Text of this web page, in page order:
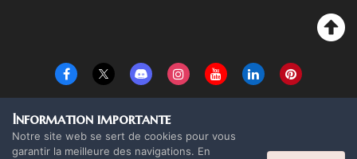
Copyright Monolith Board Games & The overlord 2016 ©
Powered by Invision Community
Information importante
Notre site web se sert de cookies pour vous
garantir la meilleure des navigations. En